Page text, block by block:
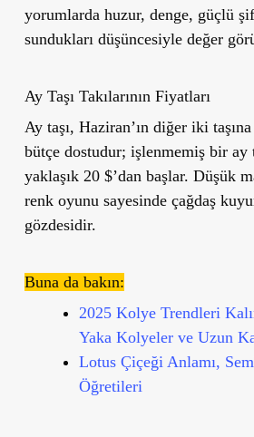
yorumlarda huzur, denge, güçlü
sundukları düşüncesiyle değer
Ay Taşı Takılarının Fiyatları
Ay taşı, Haziran’ın diğer iki
bütçe dostudur; işlenmemiş bir ay
yaklaşık 20 $’dan başlar. Düşük
renk oyunu sayesinde çağdaş
gözdesidir.
Buna da bakın:
2025 Kolye Trendleri
Yaka Kolyeler ve Uzun
Lotus Çiçeği Anlamı,
Öğretileri